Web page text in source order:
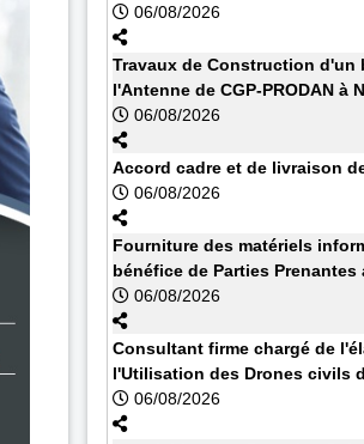
06/08/2026
Travaux de Construction
l'Antenne de CGP-PRODAN à
06/08/2026
Accord cadre et de livraison
06/08/2026
Fourniture des matériels
bénéfice de Parties Prenantes
06/08/2026
Consultant firme chargé de
l'Utilisation des Drones civils
06/08/2026